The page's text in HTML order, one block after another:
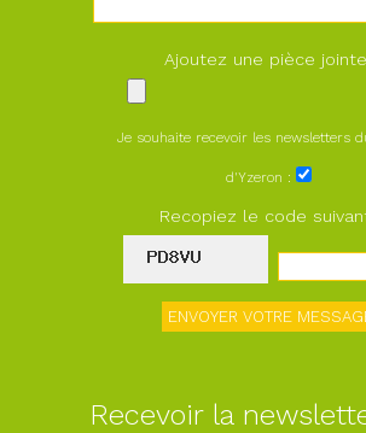
Ajoutez une pièce
Je souhaite recevoir les newsletters
d'Yzeron :
Recopiez le code
Recevoir la